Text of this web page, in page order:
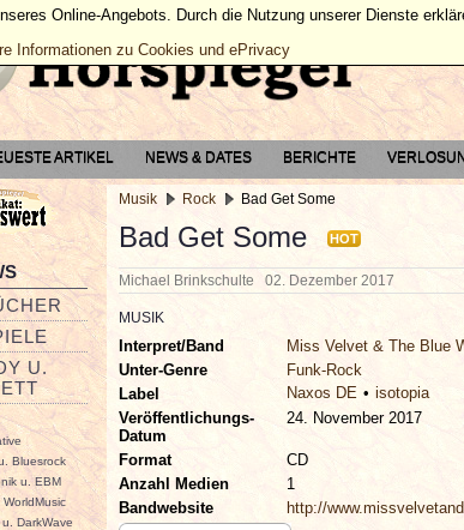
ARTIKEL NEWS & DATES BERICHTE
U.
Bluesrock
u. EBM
WorldMusic
DarkWave
Musik Rock Bad Get Some
Bad Get Some HOT
Michael Brinkschulte 02. Dezember 2017
MUSIK
Interpret/Band
Miss Velvet & The Blue
Unter-Genre
Funk-Rock
Label
Naxos DE
isotopia
Veröffentlichungs-
Datum
24. November 2017
Format
CD
Anzahl Medien
1
Bandwebsite
http://
Online-Angebots. Durch die Nutzung unserer Dienste
Informationen zu Cookies und ePrivacy